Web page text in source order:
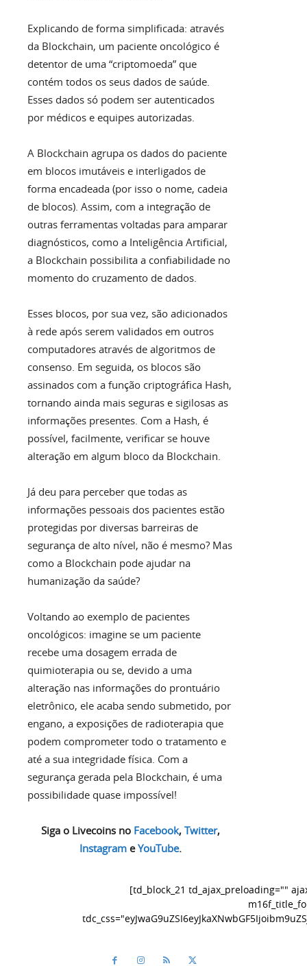
Explicando de forma simplificada: através
da Blockchain, um paciente oncológico é
detentor de uma “criptomoeda” que
contém todos os seus dados de saúde.
Esses dados só podem ser autenticados
por médicos e equipes autorizadas.
A Blockchain agrupa os dados do paciente
em blocos imutáveis e interligados de
forma encadeada (por isso o nome, cadeia
de blocos). Assim, com a integração de
outras ferramentas voltadas para amparar
diagnósticos, como a Inteligência Artificial,
a Blockchain possibilita a confiabilidade no
momento do cruzamento de dados.
Esses blocos, por sua vez, são adicionados
à rede após serem validados em outros
computadores através de algoritmos de
consenso. Em seguida, os blocos são
assinados com a função criptográfica Hash,
tornando ainda mais seguras e sigilosas as
informações presentes. Com a Hash, é
possível, facilmente, verificar se houve
alteração em algum bloco da Blockchain.
Já deu para perceber que todas as
informações pessoais dos pacientes estão
protegidas por diversas barreiras de
segurança de alto nível, não é mesmo? Mas
como a Blockchain pode ajudar na
humanização da saúde?
Voltando ao exemplo de pacientes
oncológicos: imagine se um paciente
recebe uma dosagem errada de
quimioterapia ou se, devido a uma
alteração nas informações do prontuário
eletrônico, ele acaba sendo submetido, por
engano, a exposições de radioterapia que
podem comprometer todo o tratamento e
até a sua integridade física. Com a
segurança gerada pela Blockchain, é uma
possibilidade quase impossível!
Siga o Livecoins no Facebook, Twitter,
InstagrameYouTube.
[td_block_21 td_ajax_preloading=""